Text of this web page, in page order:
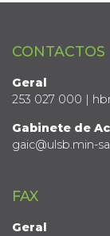
CONTACTOS
Geral
253 027 000 |
Gabinete de
gaic@ulsb.min-
FAX
Geral